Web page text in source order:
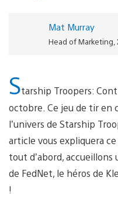
Mat Murray
Head of Marketing,
Starship Troopers:
octobre. Ce jeu de tir en
l’univers de Starship
article vous expliquera
tout d’abord,
de FedNet, le héros de
!